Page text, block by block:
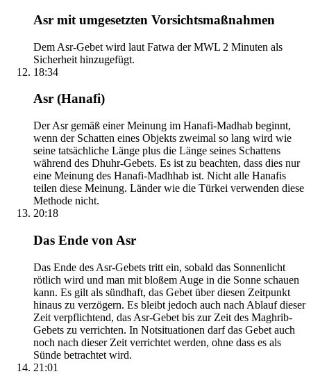
Asr mit umgesetzten Vorsichtsmaßnahmen
Dem Asr-Gebet wird laut Fatwa der MWL 2 Minuten als
Sicherheit hinzugefügt.
18:34
Asr (Hanafi)
Der Asr gemäß einer Meinung im Hanafi-Madhab beginnt,
wenn der Schatten eines Objekts zweimal so lang wird wie
seine tatsächliche Länge plus die Länge seines Schattens
während des Dhuhr-Gebets. Es ist zu beachten, dass dies nur
eine Meinung des Hanafi-Madhhab ist. Nicht alle Hanafis
teilen diese Meinung. Länder wie die Türkei verwenden diese
Methode nicht.
20:18
Das Ende von Asr
Das Ende des Asr-Gebets tritt ein, sobald das Sonnenlicht
rötlich wird und man mit bloßem Auge in die Sonne schauen
kann. Es gilt als sündhaft, das Gebet über diesen Zeitpunkt
hinaus zu verzögern. Es bleibt jedoch auch nach Ablauf dieser
Zeit verpflichtend, das Asr-Gebet bis zur Zeit des Maghrib-
Gebets zu verrichten. In Notsituationen darf das Gebet auch
noch nach dieser Zeit verrichtet werden, ohne dass es als
Sünde betrachtet wird.
21:01